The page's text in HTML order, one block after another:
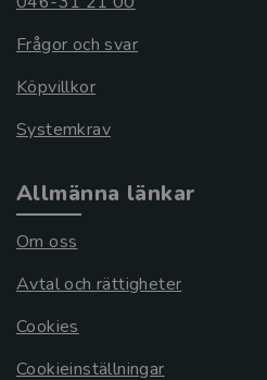
Frågor och svar
Köpvillkor
Systemkrav
Allmänna länkar
Om oss
Avtal och rättigheter
Cookies
Cookieinställningar